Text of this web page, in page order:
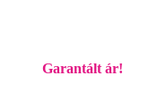
Garantált ár!